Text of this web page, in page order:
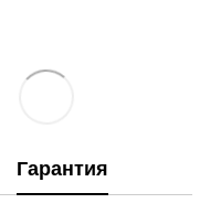
Гарантия